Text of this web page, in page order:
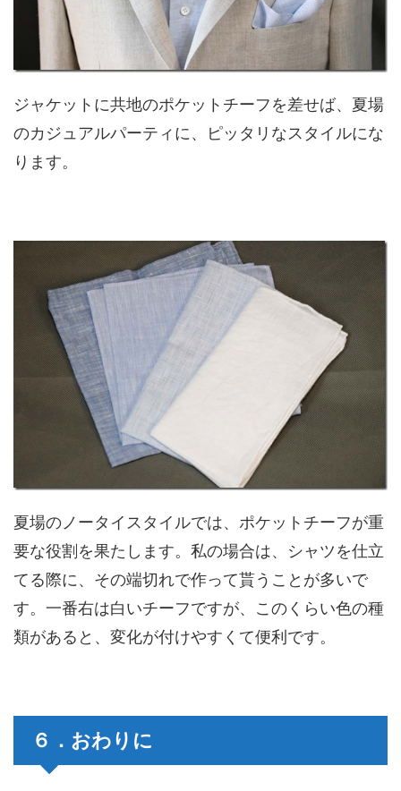
ジャケットに共地のポケットチーフを差せば、夏場
のカジュアルパーティに、ピッタリなスタイルにな
ります。
夏場のノータイスタイルでは、ポケットチーフが重
要な役割を果たします。私の場合は、シャツを仕立
てる際に、その端切れで作って貰うことが多いで
す。一番右は白いチーフですが、このくらい色の種
類があると、変化が付けやすくて便利です。
６．おわりに